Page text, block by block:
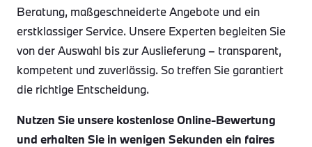
Beratung, maßgeschneiderte Angebote und ein
erstklassiger Service. Unsere Experten begleiten Sie
von der Auswahl bis zur Auslieferung – transparent,
kompetent und zuverlässig. So treffen Sie garantiert
die richtige Entscheidung.
Nutzen Sie unsere kostenlose Online-Bewertung
und erhalten Sie in wenigen Sekunden ein faires